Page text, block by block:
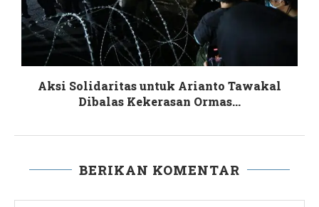
Aksi Solidaritas untuk Arianto Tawakal
Dibalas Kekerasan Ormas...
BERIKAN KOMENTAR